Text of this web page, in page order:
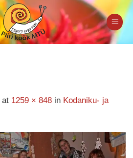
at 1259 × 848 in Kodaniku- ja